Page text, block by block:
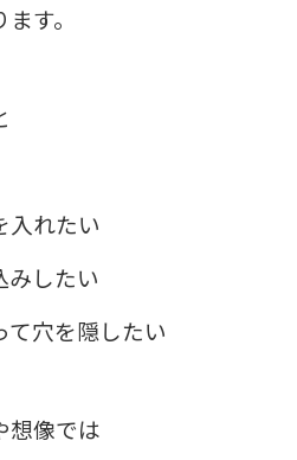
す。
入れたい
みしたい
て穴を隠したい
想像では